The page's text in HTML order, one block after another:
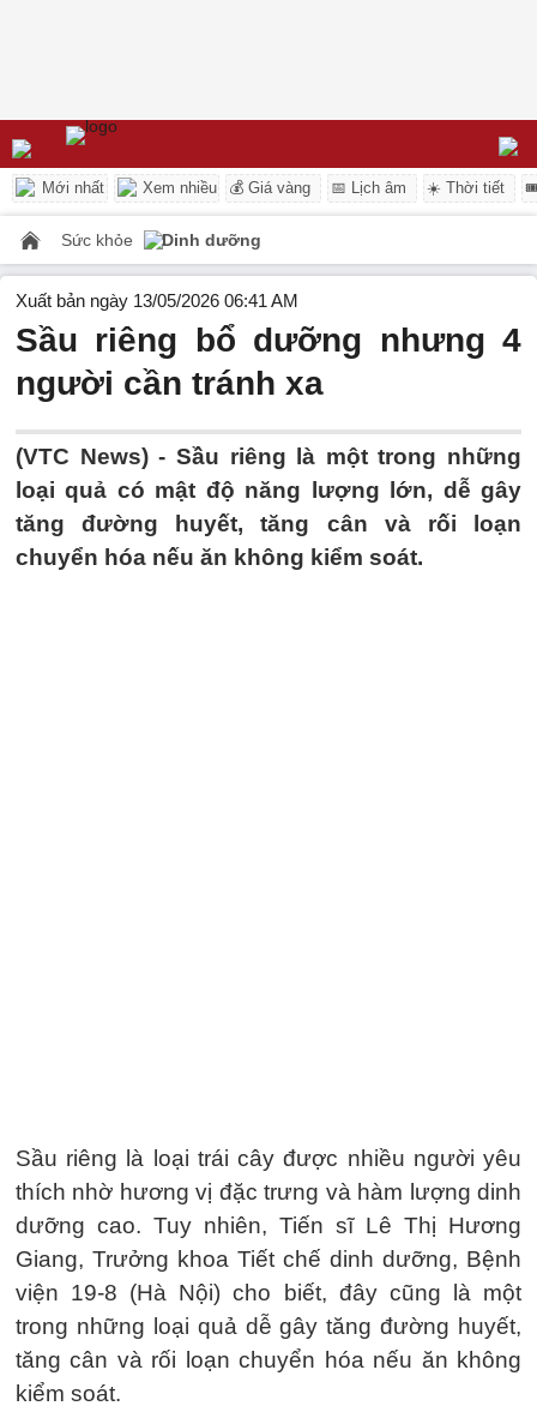
Mới nhất Xem nhiều 💰 Giá vàng 📅 Lịch âm ☀️ Thời tiết
Sức khỏe Dinh dưỡng
Xuất bản ngày 13/05/2026 06:41 AM
Sầu riêng bổ dưỡng nhưng 4
người cần tránh xa
(VTC News) - Sầu riêng là một trong những
loại quả có mật độ năng lượng lớn, dễ gây
tăng đường huyết, tăng cân và rối loạn
chuyển hóa nếu ăn không kiểm soát.
Sầu riêng là loại trái cây được nhiều người yêu
thích nhờ hương vị đặc trưng và hàm lượng dinh
dưỡng cao. Tuy nhiên, Tiến sĩ Lê Thị Hương
Giang, Trưởng khoa Tiết chế dinh dưỡng, Bệnh
viện 19-8 (Hà Nội) cho biết, đây cũng là một
trong những loại quả dễ gây tăng đường huyết,
tăng cân và rối loạn chuyển hóa nếu ăn không
kiểm soát.